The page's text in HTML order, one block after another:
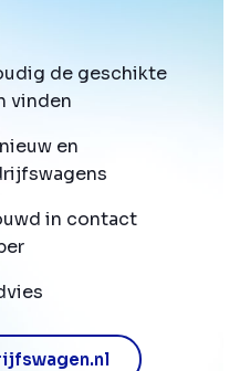
de geschikte
vinden
en
in contact